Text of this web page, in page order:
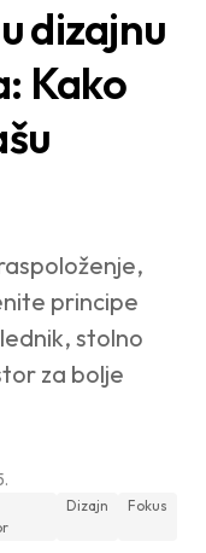
dizajnu
Kako
principe
stolno
za bolje
Dizajn Fokus